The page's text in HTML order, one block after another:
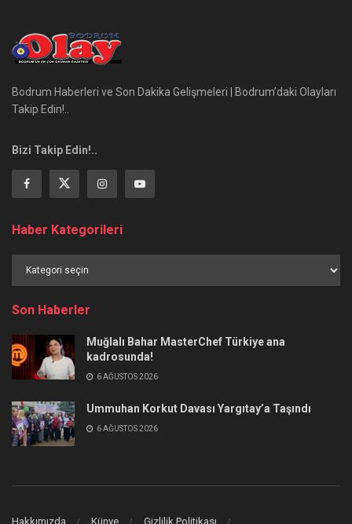
Bodrum Haberleri ve Son Dakika Gelişmeleri | Bodrum’daki Olayları
Takip Edin!..
Bizi Takip Edin!..
Haber Kategorileri
Kategorileri
Son Haberler
Muğlalı Bahar MasterChef Türkiye ana
kadrosunda!
6 AĞUSTOS 2026
Ummuhan Korkut Davası Yargıtay’a Taşındı
6 AĞUSTOS 2026
Hakkımızda Künye Gizlilik Politikası